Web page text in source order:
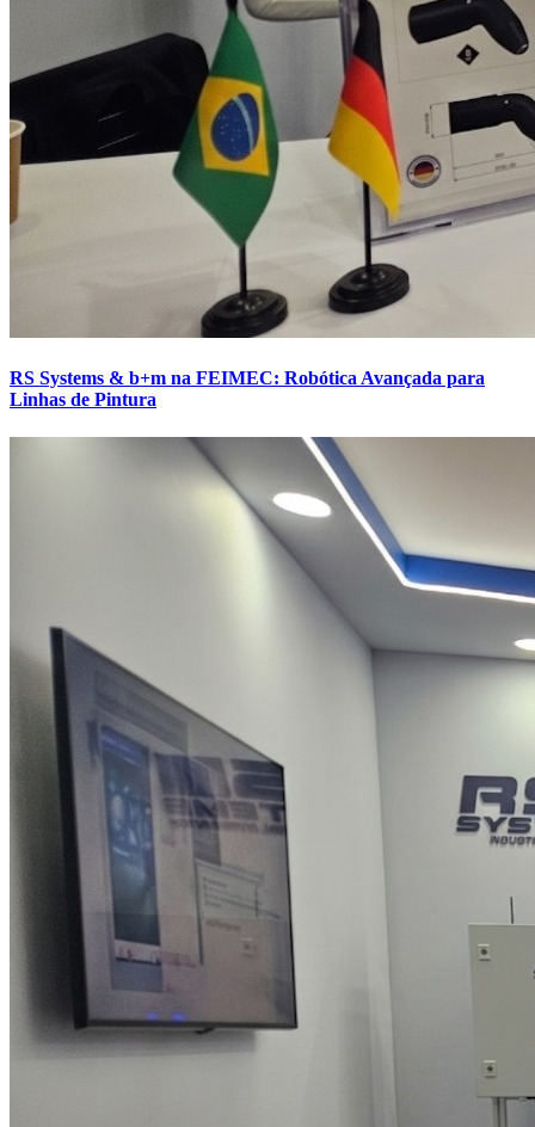
RS Systems & b+m na FEIMEC: Robótica Avançada para
Linhas de Pintura